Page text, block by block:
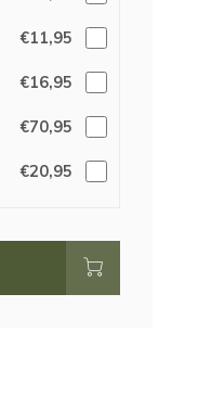
€11,95
€16,95
€70,95
€20,95